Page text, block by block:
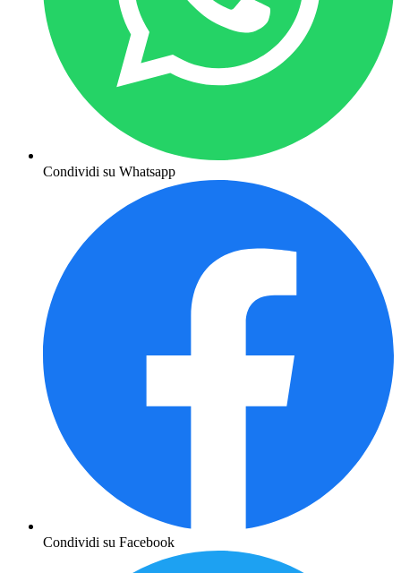
Condividi su Whatsapp
Condividi su Facebook